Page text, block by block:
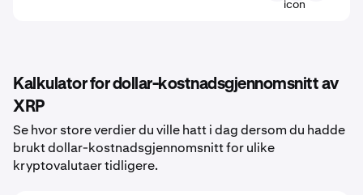
Kalkulator for dollar-kostnadsgjennomsnitt av
XRP
Se hvor store verdier du ville hatt i dag dersom du hadde
brukt dollar-kostnadsgjennomsnitt for ulike
kryptovalutaer tidligere.